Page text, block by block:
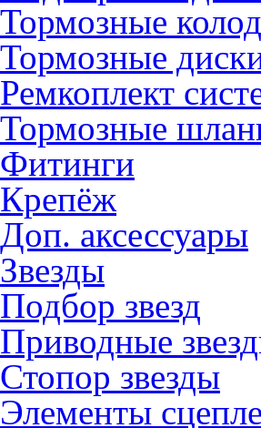
Тормозные
Тормозные
Ремкоплект
Тормозные
Фитинги
Крепёж
Доп. аксессуары
Звезды
Подбор звезд
Приводные
Стопор звезды
Элементы